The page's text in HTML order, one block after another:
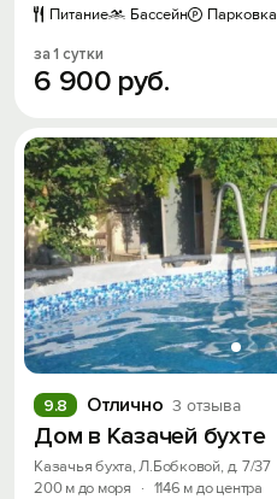
Питание
Бассейн Парковка
за 1 сутки
6 900 руб.
Отлично 3 отзыва
9.8
Дом в Казачей бухте
Казачья бухта, Л.Бобковой, д. 7/37
200 м до моря
· 1146 м до центра